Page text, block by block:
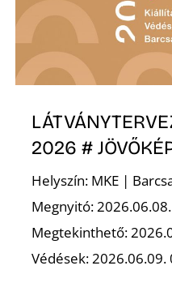
2026 #
Helyszín: MKE |
Megnyitó:
Megtekinthető:
Védések: